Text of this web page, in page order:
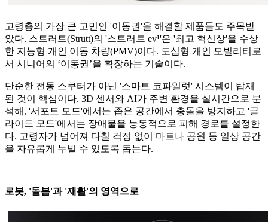
고령층의 가장 큰 고민인 '이동권'을 해결할 제품들도 주목받
았다. 스트러트(Strutt)의 '스트러트 ev¹'은 '최고 혁신상'을 수상
한 지능형 개인 이동 차량(PMV)이다. 도심형 개인 모빌리티로
서 시니어의 ‘이동권’을 확장하는 기술이다.
단순한 전동 스쿠터가 아닌 '스마트 코파일럿' 시스템이 탑재
된 것이 핵심이다. 3D 센서와 AI가 주변 환경을 실시간으로 분
석해, '서포트 모드'에서는 좁은 공간에서 충돌을 방지하고 '글
라이드 모드'에서는 장애물을 능동적으로 피해 경로를 설정한
다. 고령자가 넘어져 다칠 걱정 없이 마트나 공원 등 일상 공간
을 자유롭게 누빌 수 있도록 돕는다.
로봇, '돌봄'과 '재활'의 영역으로